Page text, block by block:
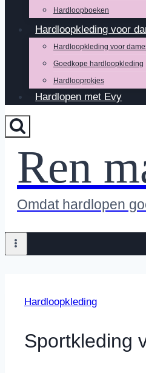
Hardloopboeken
Hardloopkleding voor
Hardloopkleding voor
Goedkope hardloopkleding
Hardlooprokjes
Hardlopen met Evy
Ren
Omdat hardlopen
Hardloopkleding
Sportkleding